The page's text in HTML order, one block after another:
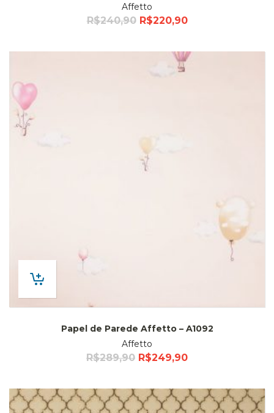
Affetto
R$240,90 R$220,90
Papel de Parede Affetto – A1092
Affetto
R$289,90 R$249,90